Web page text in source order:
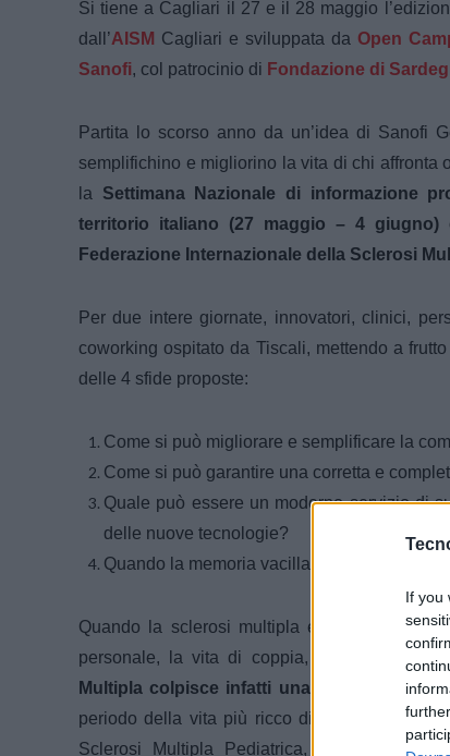
If you
Si tiene a Cagliari il 27 e il 28 maggio
dall’AISM Cagliari e sviluppata da Open
Sanofi, col patrocinio di Fondazione di
Partita lo scorso anno da un’idea di Sanofi
semplifichino e migliorino la vita di chi
la Settimana Nazionale di informazione
territorio italiano (27 maggio – 4 giugno)
Federazione Internazionale della Sclerosi
Per due intere giornate, innovatori, clinici,
coworking ospitato da Tiscali, mettendo a
delle 4 sfide proposte:
Come si può migliorare e semplificare la
Come si può garantire una corretta e
Quale può essere un moderno servizio di
delle nuove tecnologie?
Quando la memoria vacilla, come si può
Quando la sclerosi multipla entra nella vita
personale, la vita di coppia, la gestione
Multipla colpisce infatti una persona ogni 3
periodo della vita più ricco di progetti per il
Sclerosi Multipla Pediatrica, più